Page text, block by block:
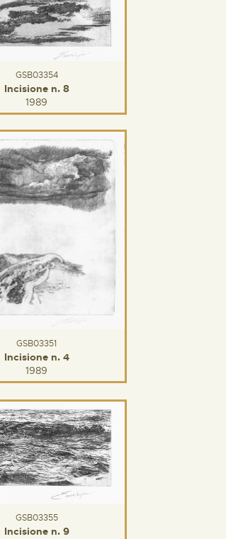
GSB03354
Incisione n. 8
1989
GSB03351
Incisione n. 4
1989
GSB03355
Incisione n. 9